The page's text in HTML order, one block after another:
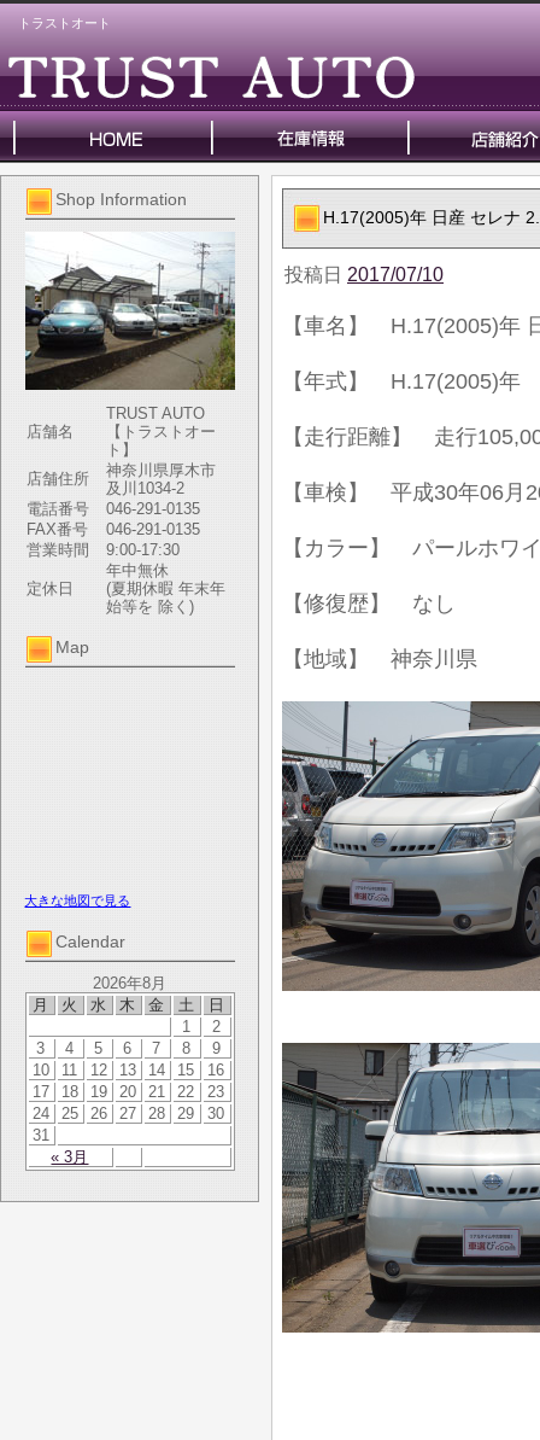
トラストオート
Shop Information
店舗名
TRUST AUTO
【トラストオー
ト】
店舗住所
神奈川県厚木市
及川1034-2
電話番号
046-291-0135
FAX番号
046-291-0135
営業時間
9:00-17:30
定休日
年中無休
(夏期休暇 年末年
始等を 除く)
Map
大きな地図で見る
Calendar
2026年8月
月
火 水 木 金 土 日
« 3月
1
2
3
4 5 6 7 8
9
10
11 12 13 14 15
16
17
18 19 20 21 22
23
24
25 26 27 28 29
30
31
H.17(2005)年 日産 セレナ
投稿日 2017/07/10
【車名】 H.17(2005)年
【年式】 H.17(2005)年
【走行距離】 走行
【車検】 平成30年06月
【カラー】 パールホワ
【修復歴】 なし
【地域】 神奈川県